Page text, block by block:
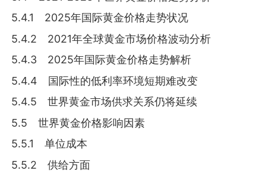
5.4.1 2025年国际黄金价格走势状况
5.4.2 2021年全球黄金市场价格波动分析
5.4.3 2025年国际黄金价格走势解析
5.4.4 国际性的低利率环境短期难改变
5.4.5 世界黄金市场供求关系仍将延续
5.5 世界黄金价格影响因素
5.5.1 单位成本
5.5.2 供给方面